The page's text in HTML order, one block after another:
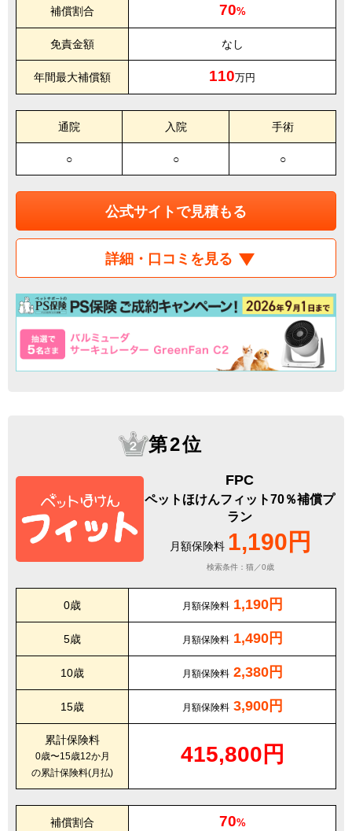
補償割合 70%
免責金額 なし
年間最大補償額 110万円
通院 入院 手術
○ ○ ○
公式サイトで見積もる
詳細・口コミを見る
第2位
FPC
ペットほけんフィット70％補償プ
ラン
月額保険料 1,190円
検索条件：猫／0歳
0歳 月額保険料 1,190円
5歳 月額保険料 1,490円
10歳 月額保険料 2,380円
15歳 月額保険料 3,900円
累計保険料
0歳〜15歳12か月
の累計保険料(月払)
415,800円
補償割合 70%